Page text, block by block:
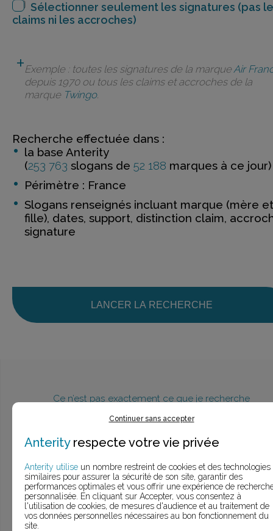
Sélectionner seulement les signatures (pas
claims ni les accroches)
Exemple : toutes les signatures de la marqueAir
depuis 1970 ou tous les claims et accroches de la
marque Twingo.
Recherche effectuée dans :
la base Anterity
(253 763 slogans de 52 188 marques à ce jour)
Périmètre : France
Slogans renseignés incluant marque (mère et
fille), dates, support, distinction claim,
signature
LANCER LA RECHERCHE
Ce n’est pas exactement ce que je recherche
> Voir larecherche approfondie
UNE QUESTION ?
ÉCHANGEONS
Continuer sans accepter
Anterityrespecte votre vie privée
Anterity utilise un nombre restreint de cookies et des technologies
similaires pour assurer la sécurité de son site, garantir des
performances optimales et vous offrir une expérience de
personnalisée. En cliquant sur Accepter, vous consentez à
l'utilisation de cookies, de mesures d'audience et au traitement de
vos données personnelles nécessaires au bon fonctionnement du
site.